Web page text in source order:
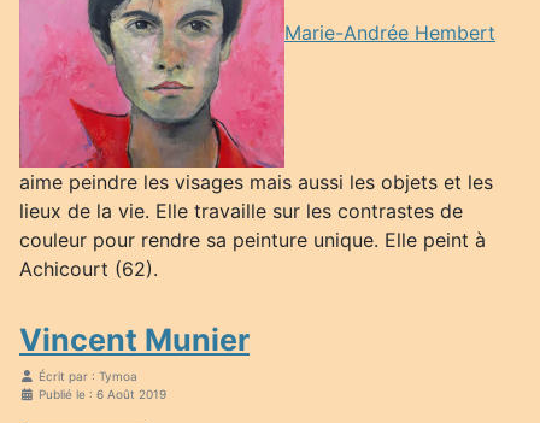
Marie-Andrée Hembert
aime peindre les visages mais aussi les objets et les
lieux de la vie. Elle travaille sur les contrastes de
couleur pour rendre sa peinture unique. Elle peint à
Achicourt (62).
Vincent Munier
Écrit par : Tymoa
Publié le : 6 Août 2019